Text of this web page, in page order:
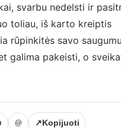
svarbu nedelsti ir
toliau, iš karto kreiptis
rūpinkitės savo
galima pakeisti, o
@ ↗Kopijuoti